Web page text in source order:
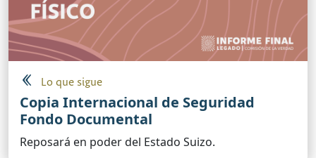
Lo que sigue
Copia Internacional de Seguridad
Fondo Documental
Reposará en poder del Estado Suizo.